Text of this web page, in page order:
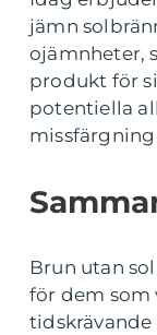
jämn
ojämnheter,
produkt för
potentiella
Brun utan
för dem som